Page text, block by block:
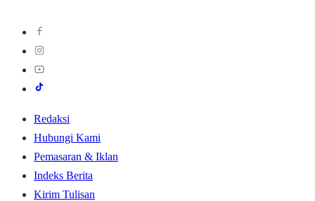
Redaksi
Hubungi Kami
Pemasaran & Iklan
Indeks Berita
Kirim Tulisan